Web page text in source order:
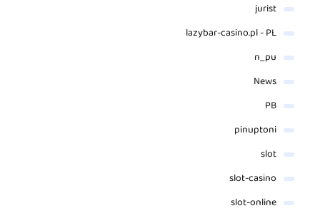
jurist
lazybar-casino.pl - PL
n_pu
News
PB
pinuptoni
slot
slot-casino
slot-online